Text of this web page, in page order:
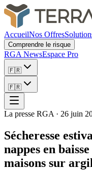
AccueilNos Offres
Comprendre le risque
RGA NewsEspace Pro
🇫🇷
🇫🇷
La presse RGA · 26 juin
Sécheresse
nappes en
maisons sur